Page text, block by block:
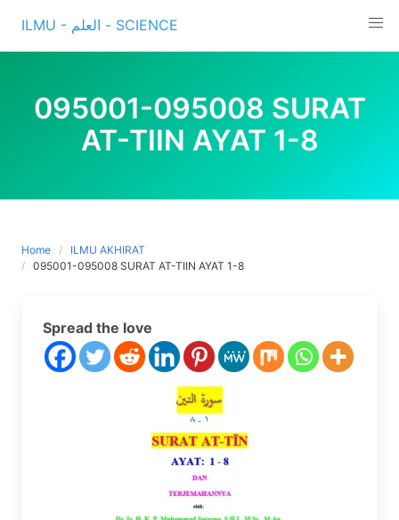
content
ILMU - العلم - SCIENCE
095001-095008 SURAT
AT-TIIN AYAT 1-8
Home
ILMU AKHIRAT
095001-095008 SURAT AT-TIIN AYAT 1-8
Spread the love